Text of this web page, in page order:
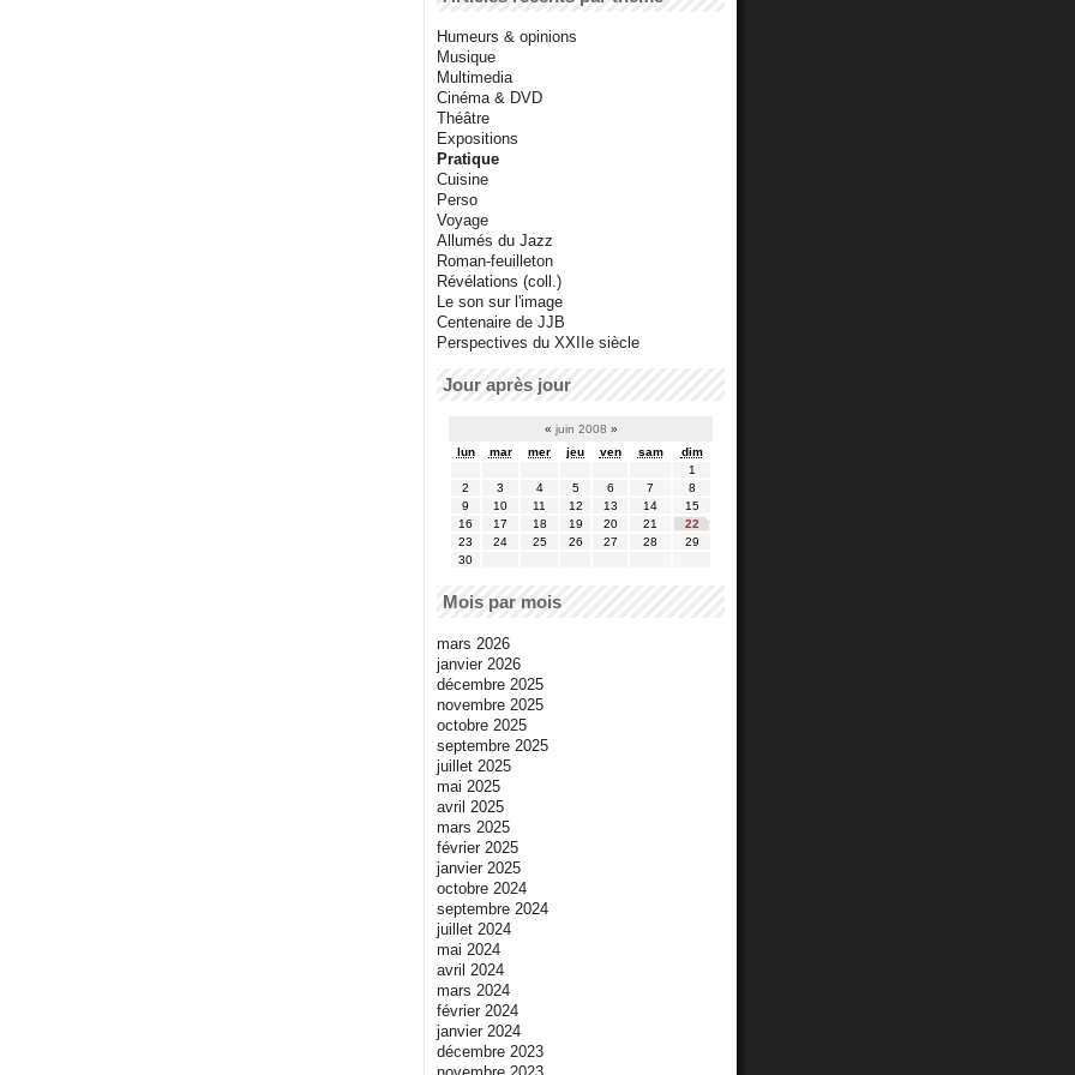
Humeurs & opinions
Musique
Multimedia
Cinéma & DVD
Théâtre
Expositions
Pratique
Cuisine
Perso
Voyage
Allumés du Jazz
Roman-feuilleton
Révélations (coll.)
Le son sur l'image
Centenaire de JJB
Perspectives du XXIIe siècle
Jour après jour
« juin 2008 »
lun
mar mer jeu ven sam
dim
1
2
3 4 5 6 7
8
9
10 11 12 13 14
15
16
17 18 19 20 21
22
23
24 25 26 27 28
29
30
Mois par mois
mars 2026
janvier 2026
décembre 2025
novembre 2025
octobre 2025
septembre 2025
juillet 2025
mai 2025
avril 2025
mars 2025
février 2025
janvier 2025
octobre 2024
septembre 2024
juillet 2024
mai 2024
avril 2024
mars 2024
février 2024
janvier 2024
décembre 2023